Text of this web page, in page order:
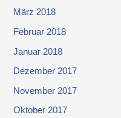
März 2018
Februar 2018
Januar 2018
Dezember 2017
November 2017
Oktober 2017